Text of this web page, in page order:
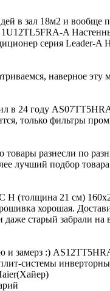
в зал 18м2 и вообще
A
серия Leader-A
наверное эту
в 24 году
только фильтры
товары разнесли по
лучший подбор
(толщина 21 см)
хорошая.
даже старый забрали на
и замерз :)
системы